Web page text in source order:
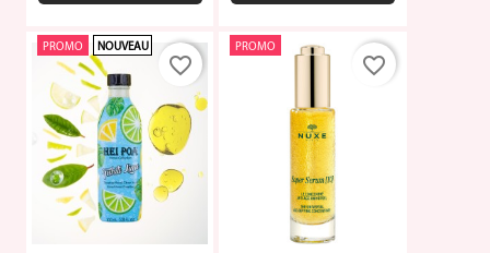
PROMO NOUVEAU
favorite_border
PROMO
favorite_border